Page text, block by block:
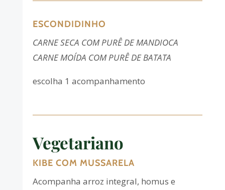
ESCONDIDINHO
CARNE SECA COM PURÊ DE MANDIOCA
CARNE MOÍDA COM PURÊ DE BATATA
escolha 1 acompanhamento
Vegetariano
KIBE COM MUSSARELA
Acompanha arroz integral, homus e